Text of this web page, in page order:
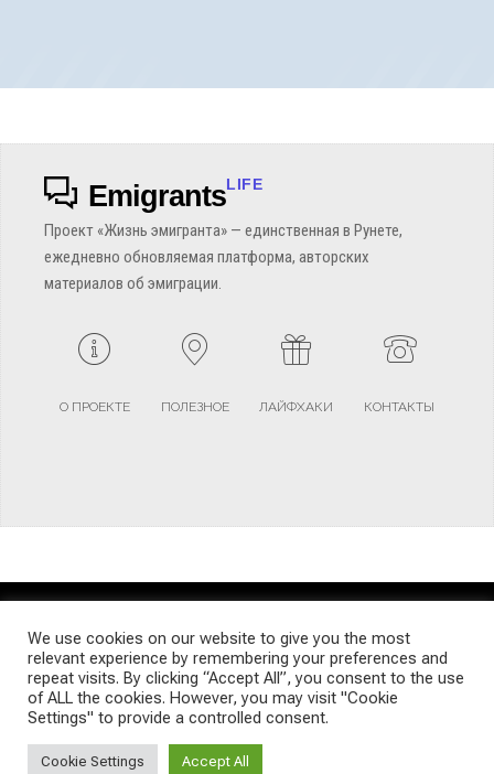
EmigrantsLIFE
Проект «Жизнь эмигранта» — единственная в Рунете,
ежедневно обновляемая платформа, авторских
материалов об эмиграции.
О ПРОЕКТЕ ПОЛЕЗНОЕ ЛАЙФХАКИ КОНТАКТЫ
TERMS AND CONDITIONS PRIVACY POLICY SITEMAP
© Emigrants Life WordPress Theme by TagDiv
We use cookies on our website to give you the most
relevant experience by remembering your preferences and
repeat visits. By clicking “Accept All”, you consent to the use
of ALL the cookies. However, you may visit "Cookie
Settings" to provide a controlled consent.
Cookie Settings Accept All